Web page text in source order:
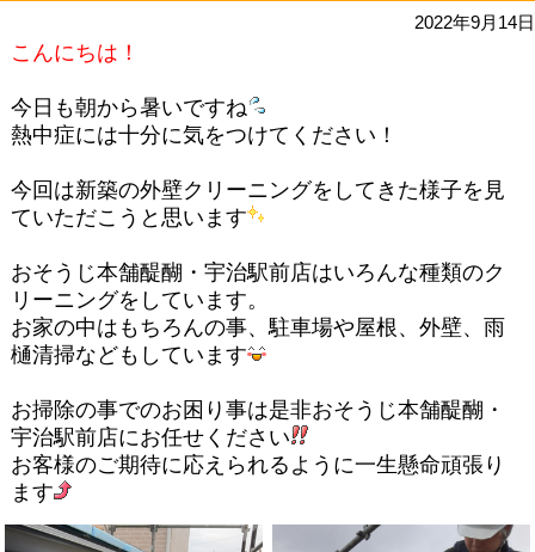
2022年9月14日
こんにちは！
今日も朝から暑いですね
熱中症には十分に気をつけてください！
今回は新築の外壁クリーニングをしてきた様子を見
ていただこうと思います
おそうじ本舗醍醐・宇治駅前店はいろんな種類のク
リーニングをしています。
お家の中はもちろんの事、駐車場や屋根、外壁、雨
樋清掃などもしています
お掃除の事でのお困り事は是非おそうじ本舗醍醐・
宇治駅前店にお任せください
お客様のご期待に応えられるように一生懸命頑張り
ます